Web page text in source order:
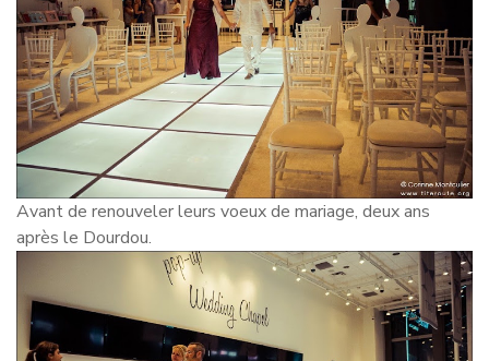
Avant de renouveler leurs voeux de mariage, deux ans
après le Dourdou.